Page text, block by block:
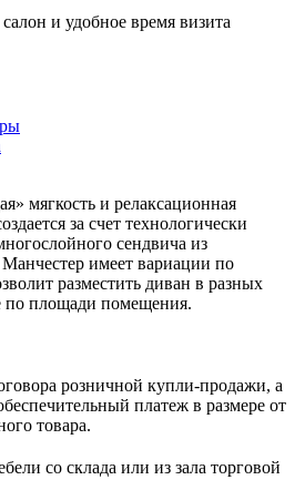
и удобное время визита
мягкость и релаксационная
за счет технологически
сендвича из
имеет вариации по
разместить диван в разных
по площади помещения.
розничной купли-продажи, a
платеж в размере от
товара.
со склада или из зала торговой